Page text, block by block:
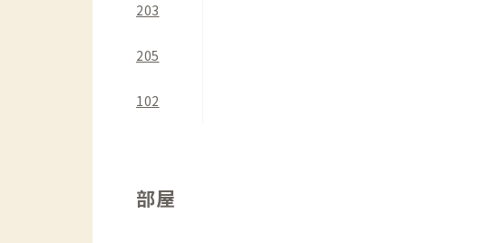
外部照明は日没ごろ点灯し、22時台には消灯します。
203
205
102
部屋